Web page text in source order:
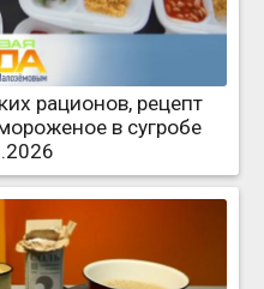
рационов, рецепт
в сугробе